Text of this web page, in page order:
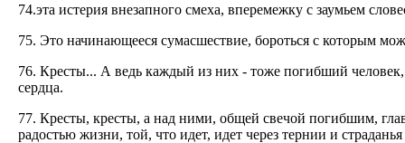
74.эта истерия внезапного смеха, вперемежку с заумьем
75. Это начинающееся сумасшествие, бороться с которым
76. Кресты... А ведь каждый из них - тоже погибший
сердца.
77. Кресты, кресты, а над ними, общей свечой погибшим,
радостью жизни, той, что идет, идет через тернии и